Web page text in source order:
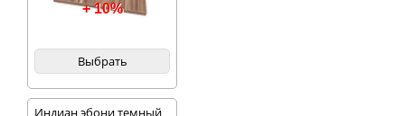
+ 10%
Выбрать
Индиан эбони темный